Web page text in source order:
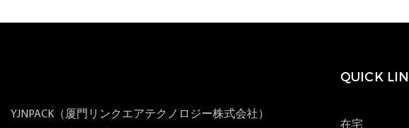
YJNPACK（厦門リンクエアテクノロジー株式会社）
QUICK
在宅